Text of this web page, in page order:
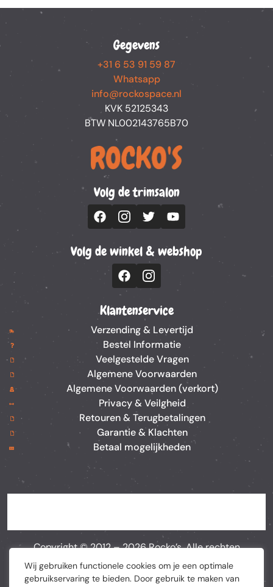
Wij gebruiken functionele cookies om je een optimale
gebruikservaring te bieden. Door gebruik te maken van
Gegevens
+31 6 53 91 59 87
Whatsapp
info@rockospace.nl
KVK 52125343
BTW NL002143765B70
Volg de trimsalon
Volg de winkel & webshop
Klantenservice
Verzending & Levertijd
Bestel Informatie
Veelgestelde Vragen
Algemene Voorwaarden
Algemene Voorwaarden (verkort)
Privacy & Veilgheid
Retouren & Terugbetalingen
Garantie & Klachten
Betaal mogelijkheden
Copyright © 2012 –2026Rocko’s. Alle rechten
voorbehouden. Webshop doorBEWISE Solutions